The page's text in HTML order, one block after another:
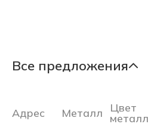
Все предложения
Адрес Металл Цвет